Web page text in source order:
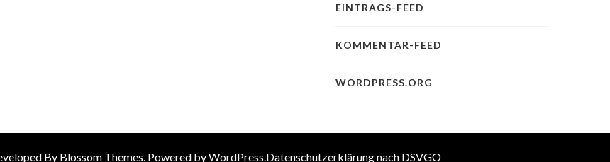
EINTRAGS-FEED
KOMMENTAR-FEED
WORDPRESS.ORG
By Blossom Themes. Powered byWordPress.Datenschutzerklärung nach DSVGO